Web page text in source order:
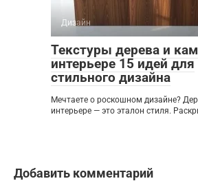
Дизайн
Текстуры дерева и
интерьере 15 идей для
стильного дизайна
Мечтаете о роскошном дизайне?
интерьере — это эталон стиля.
Добавить комментарий